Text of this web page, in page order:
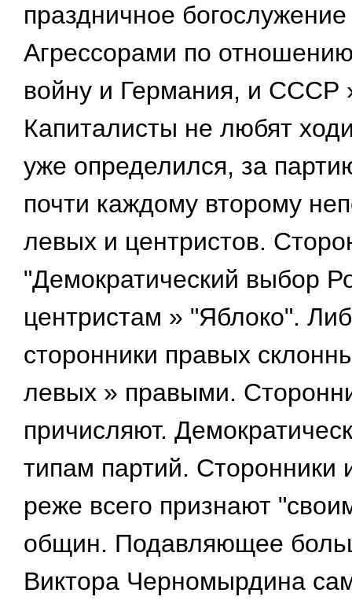
праздничное
Агрессорами по
войну и Германия, и СССР
Капиталисты не любят
уже определился, за
почти каждому второму
левых и центристов.
"Демократический выбор
центристам » "Яблоко".
сторонники правых
левых » правыми.
причисляют.
типам партий. Сторонники
реже всего признают
общин. Подавляющее
Виктора Черномырдина